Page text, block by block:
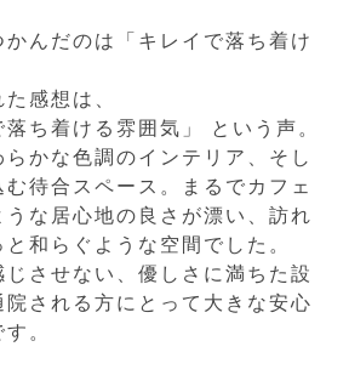
んだのは「キレイで落ち着け
感想は、
落ち着ける雰囲気」 という声。
かな色調のインテリア、そし
待合スペース。まるでカフェ
な居心地の良さが漂い、訪れ
和らぐような空間でした。
じさせない、優しさに満ちた設
される方にとって大きな安心
。